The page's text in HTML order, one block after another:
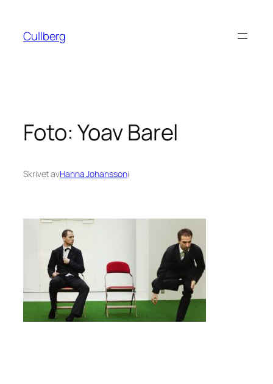
innehåll
Cullberg
Foto: Yoav Barel
Skrivet avHanna Johanssoni